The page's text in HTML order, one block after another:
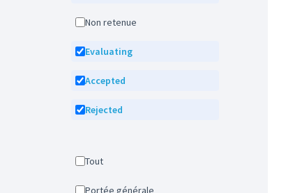
Non retenue
Evaluating
Accepted
Rejected
Tout
Portée générale